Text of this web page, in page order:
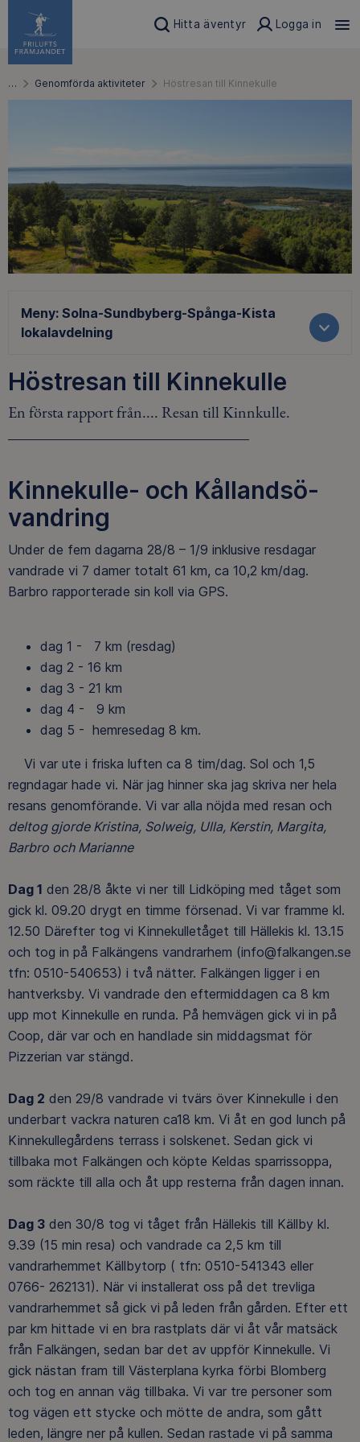
Hitta äventyr Logga in
… Genomförda aktiviteter Höstresan till Kinnekulle
Meny: Solna-Sundbyberg-Spånga-Kista
lokalavdelning
Höstresan till Kinnekulle
En första rapport från.... Resan till Kinnkulle.
Kinnekulle- och Kållandsö-
vandring
Under de fem dagarna 28/8 – 1/9 inklusive resdagar
vandrade vi 7 damer totalt 61 km, ca 10,2 km/dag.
Barbro rapporterade sin koll via GPS.
dag 1 - 7 km (resdag)
dag 2 - 16 km
dag 3 - 21 km
dag 4 - 9 km
dag 5 - hemresedag 8 km.
Vi var ute i friska luften ca 8 tim/dag. Sol och 1,5
regndagar hade vi. När jag hinner ska jag skriva ner hela
resans genomförande. Vi var alla nöjda med resan och
deltog gjorde Kristina, Solweig, Ulla, Kerstin, Margita,
Barbro och Marianne
Dag 1 den 28/8 åkte vi ner till Lidköping med tåget som
gick kl. 09.20 drygt en timme försenad. Vi var framme kl.
12.50 Därefter tog vi Kinnekulletåget till Hällekis kl. 13.15
och tog in på Falkängens vandrarhem (info@falkangen.se
tfn: 0510-540653) i två nätter. Falkängen ligger i en
hantverksby. Vi vandrade den eftermiddagen ca 8 km
upp mot Kinnekulle en runda. På hemvägen gick vi in på
Coop, där var och en handlade sin middagsmat för
Pizzerian var stängd.
Dag 2 den 29/8 vandrade vi tvärs över Kinnekulle i den
underbart vackra naturen ca18 km. Vi åt en god lunch på
Kinnekullegårdens terrass i solskenet. Sedan gick vi
tillbaka mot Falkängen och köpte Keldas sparrissoppa,
som räckte till alla och åt upp resterna från dagen innan.
Dag 3 den 30/8 tog vi tåget från Hällekis till Källby kl.
9.39 (15 min resa) och vandrade ca 2,5 km till
vandrarhemmet Källbytorp ( tfn: 0510-541343 eller
0766- 262131). När vi installerat oss på det trevliga
vandrarhemmet så gick vi på leden från gården. Efter ett
par km hittade vi en bra rastplats där vi åt vår matsäck
från Falkängen, sedan bar det av uppför Kinnekulle. Vi
gick nästan fram till Västerplana kyrka förbi Blomberg
och tog en annan väg tillbaka. Vi var tre personer som
tog vägen ett stycke och mötte de andra, som gått
leden, längre ner på kullen. Sedan rastade vi på samma